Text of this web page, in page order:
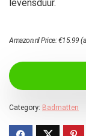
levensduur.
Amazon.nl Price:€15.99
Category: Badmatten